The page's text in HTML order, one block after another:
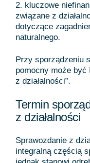
2. kluczowe
związane z
dotyczące
naturalnego.
Przy sporządzeniu
pomocny może być
z działalności”.
Termin
z działalności
Sprawozdanie z
integralną częścią